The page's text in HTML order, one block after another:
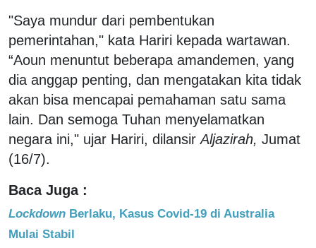
"Saya mundur dari pembentukan
pemerintahan," kata Hariri kepada wartawan.
“Aoun menuntut beberapa amandemen, yang
dia anggap penting, dan mengatakan kita tidak
akan bisa mencapai pemahaman satu sama
lain. Dan semoga Tuhan menyelamatkan
negara ini," ujar Hariri, dilansirAljazirah, Jumat
(16/7).
Baca Juga :
Lockdown Berlaku, Kasus Covid-19 di Australia
Mulai Stabil